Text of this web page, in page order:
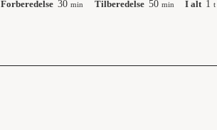
Forberedelse 30 min Tilberedelse 50 min I alt 1 t